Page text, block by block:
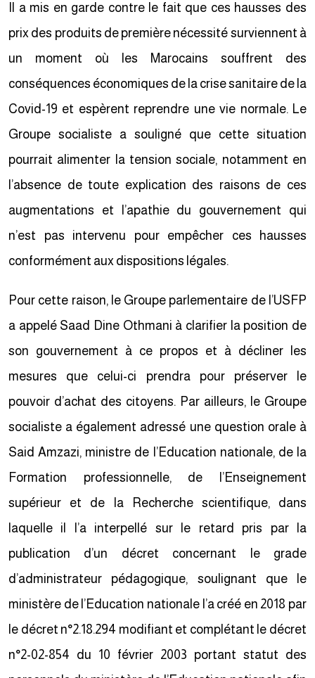
Il a mis en garde contre le fait que ces hausses des
prix des produits de première nécessité surviennent à
un moment où les Marocains souffrent des
conséquences économiques de la crise sanitaire de la
Covid-19 et espèrent reprendre une vie normale. Le
Groupe socialiste a souligné que cette situation
pourrait alimenter la tension sociale, notamment en
l’absence de toute explication des raisons de ces
augmentations et l’apathie du gouvernement qui
n’est pas intervenu pour empêcher ces hausses
conformément aux dispositions légales.
Pour cette raison, le Groupe parlementaire de l’USFP
a appelé Saad Dine Othmani à clarifier la position de
son gouvernement à ce propos et à décliner les
mesures que celui-ci prendra pour préserver le
pouvoir d’achat des citoyens. Par ailleurs, le Groupe
socialiste a également adressé une question orale à
Said Amzazi, ministre de l’Education nationale, de la
Formation professionnelle, de l’Enseignement
supérieur et de la Recherche scientifique, dans
laquelle il l’a interpellé sur le retard pris par la
publication d’un décret concernant le grade
d’administrateur pédagogique, soulignant que le
ministère de l’Education nationale l’a créé en 2018 par
le décret n°2.18.294 modifiant et complétant le décret
n°2-02-854 du 10 février 2003 portant statut des